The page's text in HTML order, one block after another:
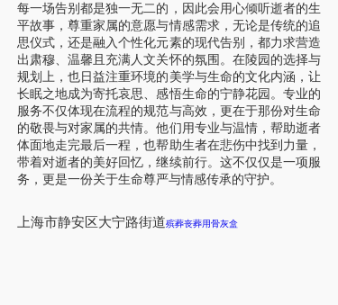
每一场告别都是独一无二的，因此会用心倾听逝者的生
平故事，尊重家属的意愿与情感需求，无论是传统的追
思仪式，还是融入个性化元素的现代告别，都力求营造
出肃穆、温馨且充满人文关怀的氛围。在陵园的选择与
规划上，也日益注重环境的美学与生命的文化内涵，让
长眠之地成为寄托哀思、感悟生命的宁静花园。专业的
服务不仅体现在流程的规范与高效，更在于那份对生命
的敬畏与对家属的共情。他们用专业与温情，帮助逝者
体面地走完最后一程，也帮助生者在悲伤中找到力量，
带着对逝者的美好回忆，继续前行。这不仅仅是一项服
务，更是一份关于生命尊严与情感传承的守护。
上海市静安区大宁路街道殡葬丧葬用骨灰盒